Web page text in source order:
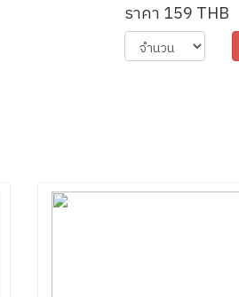
ราคา 159 THB